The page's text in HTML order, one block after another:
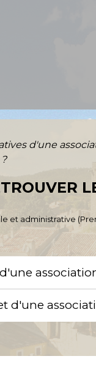
d'une
et administrative
d'une